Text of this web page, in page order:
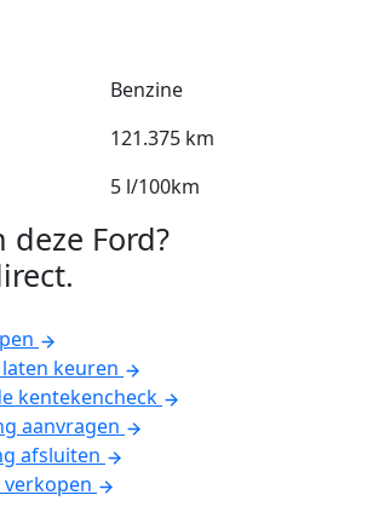
Benzine
121.375 km
5 l/100km
Ford?
.
keuren
kentekencheck
aanvragen
afsluiten